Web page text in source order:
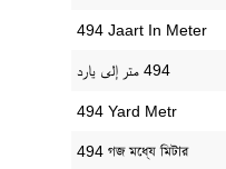
‎494 Jaart In Meter
‎494 Yard Metr
‎494 গজ মধ্যে মিটার